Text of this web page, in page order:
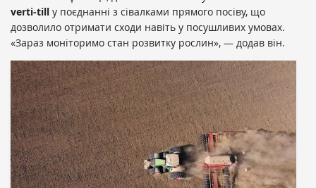
verti-till у поєднанні з сівалками прямого посіву, що
дозволило отримати сходи навіть у посушливих умовах.
«Зараз моніторимо стан розвитку рослин», — додав він.